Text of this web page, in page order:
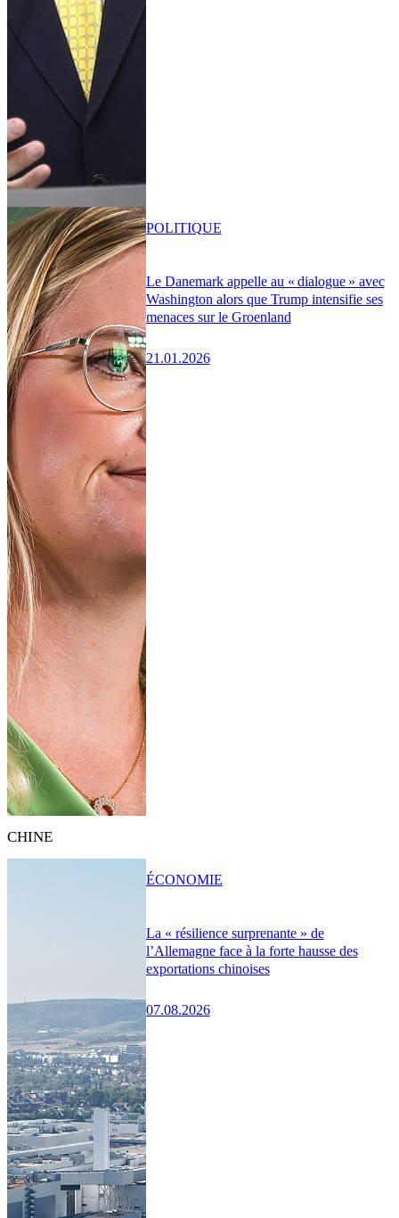
Le Danemark appelle au « dialogue » avec
Washington alors que Trump intensifie ses
menaces sur le Groenland
21.01.2026
POLITIQUE
CHINE
La « résilience surprenante » de
l’Allemagne face à la forte hausse des
exportations chinoises
07.08.2026
ÉCONOMIE